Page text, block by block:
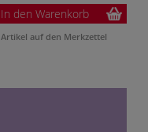
In den Warenkorb
Artikel auf den Merkzettel